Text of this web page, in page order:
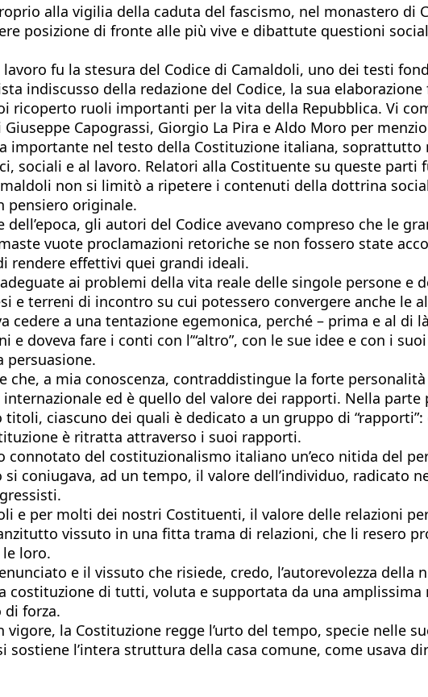
alla vigilia della caduta del fascismo, nel monastero
posizione di fronte alle più vive e dibattute questioni
fu la stesura del Codice di Camaldoli, uno dei testi
indiscusso della redazione del Codice, la sua
ricoperto ruoli importanti per la vita della Repubblica. Vi
Capograssi, Giorgio La Pira e Aldo Moro per
importante nel testo della Costituzione italiana,
sociali e al lavoro. Relatori alla Costituente su queste
non si limitò a ripetere i contenuti della dottrina
pensiero originale.
gli autori del Codice avevano compreso che le
vuote proclamazioni retoriche se non fossero state
rendere effettivi quei grandi ideali.
ai problemi della vita reale delle singole persone
e terreni di incontro su cui potessero convergere anche le
a una tentazione egemonica, perché – prima e al di
e doveva fare i conti con l’“altro”, con le sue idee e con i
persuasione.
che, a mia conoscenza, contraddistingue la forte
ed è quello del valore dei rapporti. Nella
ciascuno dei quali è dedicato a un gruppo di
è ritratta attraverso i suoi rapporti.
connotato del costituzionalismo italiano un’eco nitida del
coniugava, ad un tempo, il valore dell’individuo, radicato
e per molti dei nostri Costituenti, il valore delle relazioni
vissuto in una fitta trama di relazioni, che li resero
loro.
e il vissuto che risiede, credo, l’autorevolezza
costituzione di tutti, voluta e supportata da una amplissima
di forza.
vigore, la Costituzione regge l’urto del tempo, specie nelle
sostiene l’intera struttura della casa comune, come usava